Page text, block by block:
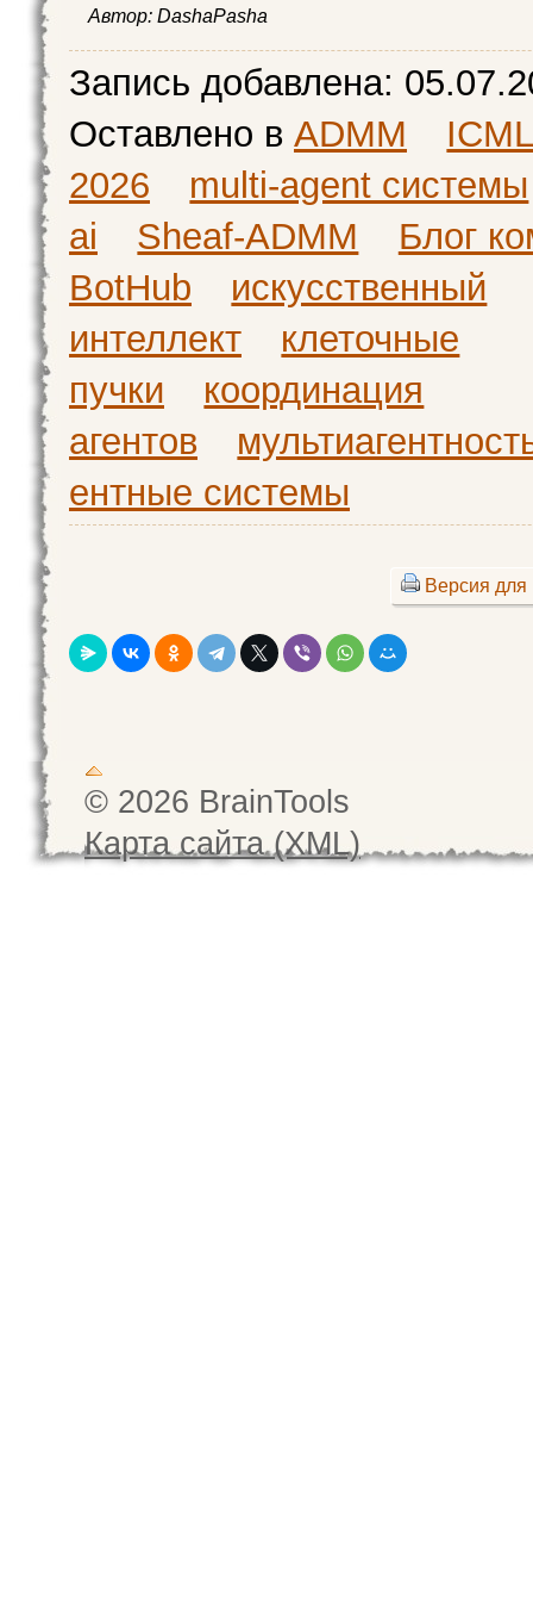
Автор: DashaPasha
Запись добавлена:
Оставлено в ADMM
2026
multi-agent системы
ai
Sheaf-ADMM
Блог
BotHub
искусственный
интеллект
клеточные
пучки
координация
агентов
ентные системы
Версия для
© 2026 BrainTools
Карта сайта (XML)